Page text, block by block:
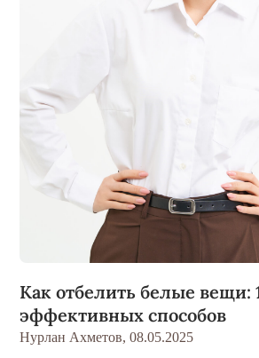
Как отбелить белые вещи:
эффективных способов
Нурлан Ахметов, 08.05.2025